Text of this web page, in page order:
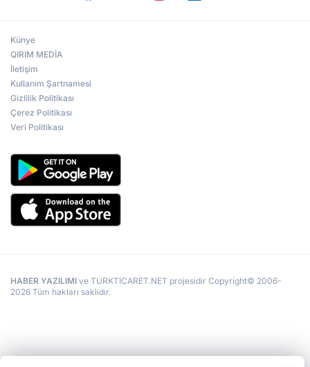
Künye
QIRIM MEDİA
İletişim
Kullanım Şartnamesi
Gizlilik Politikası
Çerez Politikası
Veri Politikası
HABER YAZILIMI ve TURKTICARET.NET projesidir Copyright© 2006-
2026 Tüm hakları saklıdır.